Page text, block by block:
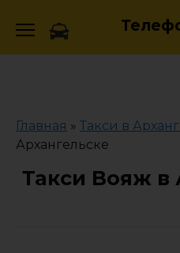
Главная » Такси в
Архангельске
Такси Вояж в